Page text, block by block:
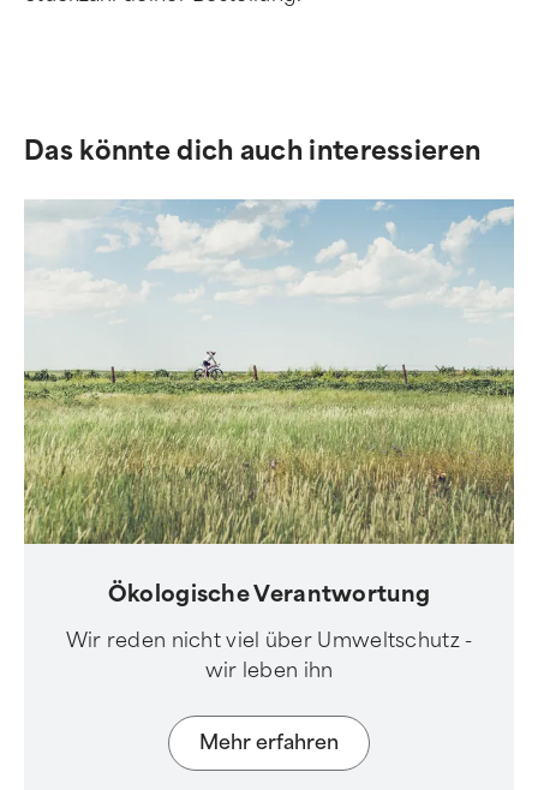
Das könnte dich auch interessieren
Ökologische Verantwortung
Wir reden nicht viel über Umweltschutz -
wir leben ihn
Mehr erfahren